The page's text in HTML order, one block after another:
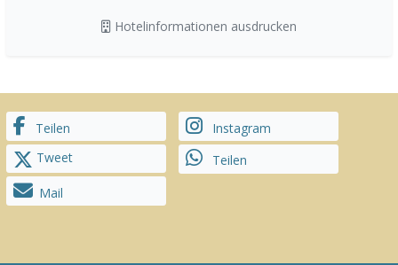
Hotelinformationen ausdrucken
Teilen
Instagram
Tweet
Teilen
Mail